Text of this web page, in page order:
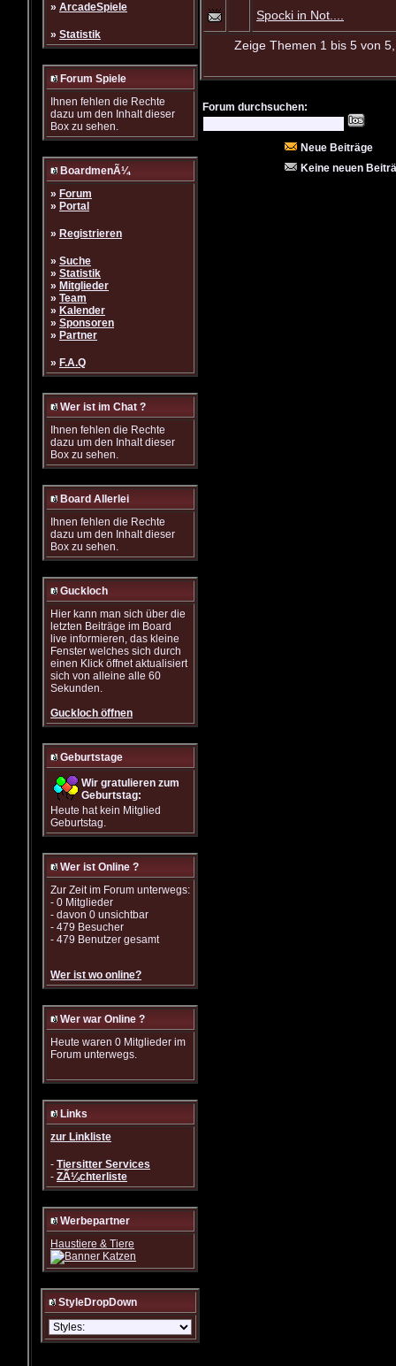
» ArcadeSpiele
» Statistik
Forum Spiele
Ihnen fehlen die Rechte
dazu um den Inhalt dieser
Box zu sehen.
BoardmenÃ¼
» Forum
» Portal
» Registrieren
» Suche
» Statistik
» Mitglieder
» Team
» Kalender
» Sponsoren
» Partner
» F.A.Q
Wer ist im Chat ?
Ihnen fehlen die Rechte
dazu um den Inhalt dieser
Box zu sehen.
Board Allerlei
Ihnen fehlen die Rechte
dazu um den Inhalt dieser
Box zu sehen.
Guckloch
Hier kann man sich über die
letzten Beiträge im Board
live informieren, das kleine
Fenster welches sich durch
einen Klick öffnet aktualisiert
sich von alleine alle 60
Sekunden.
Guckloch öffnen
Geburtstage
Wir gratulieren zum
Geburtstag:
Heute hat kein Mitglied
Geburtstag.
Wer ist Online ?
Zur Zeit im Forum unterwegs:
- 0 Mitglieder
- davon 0 unsichtbar
- 479 Besucher
- 479 Benutzer gesamt
Wer ist wo online?
Wer war Online ?
Heute waren 0 Mitglieder im
Forum unterwegs.
Links
zur Linkliste
- Tiersitter Services
- ZÃ¼chterliste
Werbepartner
Haustiere & Tiere
StyleDropDown
Spocki in Not....
Zeige Themen 1 bis 5 von
Forum durchsuchen:
Neue Beiträge
Keine neuen